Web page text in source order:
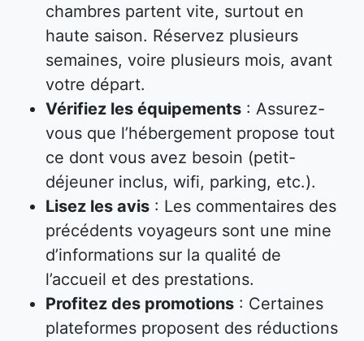
chambres partent vite, surtout en
haute saison. Réservez plusieurs
semaines, voire plusieurs mois, avant
votre départ.
Vérifiez les équipements : Assurez-
vous que l’hébergement propose tout
ce dont vous avez besoin (petit-
déjeuner inclus, wifi, parking, etc.).
Lisez les avis : Les commentaires des
précédents voyageurs sont une mine
d’informations sur la qualité de
l’accueil et des prestations.
Profitez des promotions : Certaines
plateformes proposent des réductions